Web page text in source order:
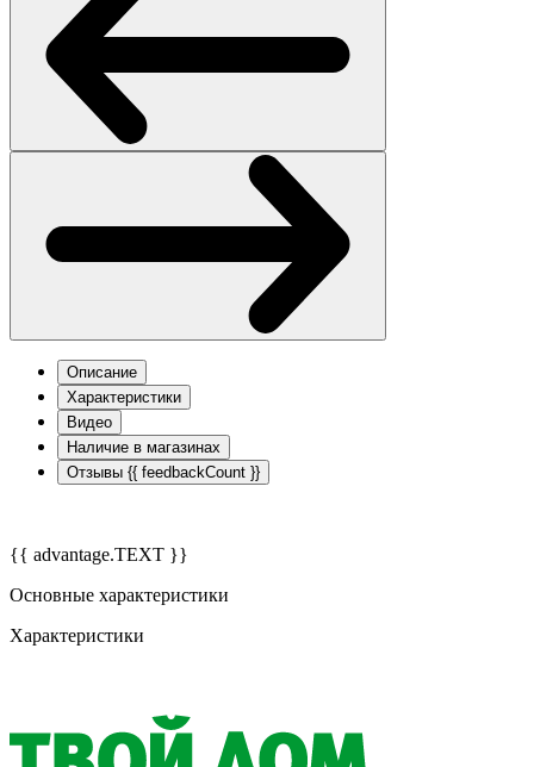
Описание
Характеристики
Видео
Наличие в магазинах
Отзывы {{ feedbackCount }}
{{ advantage.TEXT }}
Основные характеристики
Характеристики